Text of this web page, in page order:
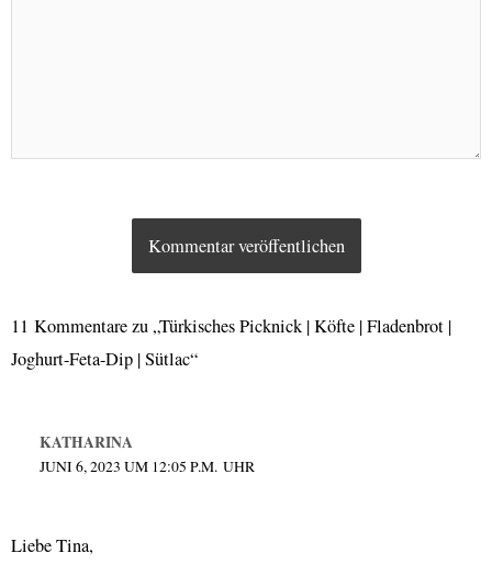
11 Kommentare zu „Türkisches Picknick | Köfte | Fladenbrot |
Joghurt-Feta-Dip | Sütlac“
KATHARINA
JUNI 6, 2023 UM 12:05 P.M. UHR
Liebe Tina,